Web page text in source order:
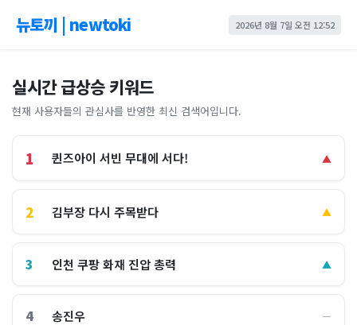
뉴토끼 | newtoki 2026년 8월 7일 오전 12:52
실시간 급상승 키워드
현재 사용자들의 관심사를 반영한 최신 검색어입니다.
1 퀸즈아이 서빈 무대에 서다! ▲
2 김부장 다시 주목받다 ▲
3 인천 쿠팡 화재 진압 총력 ▲
4 송진우 ―